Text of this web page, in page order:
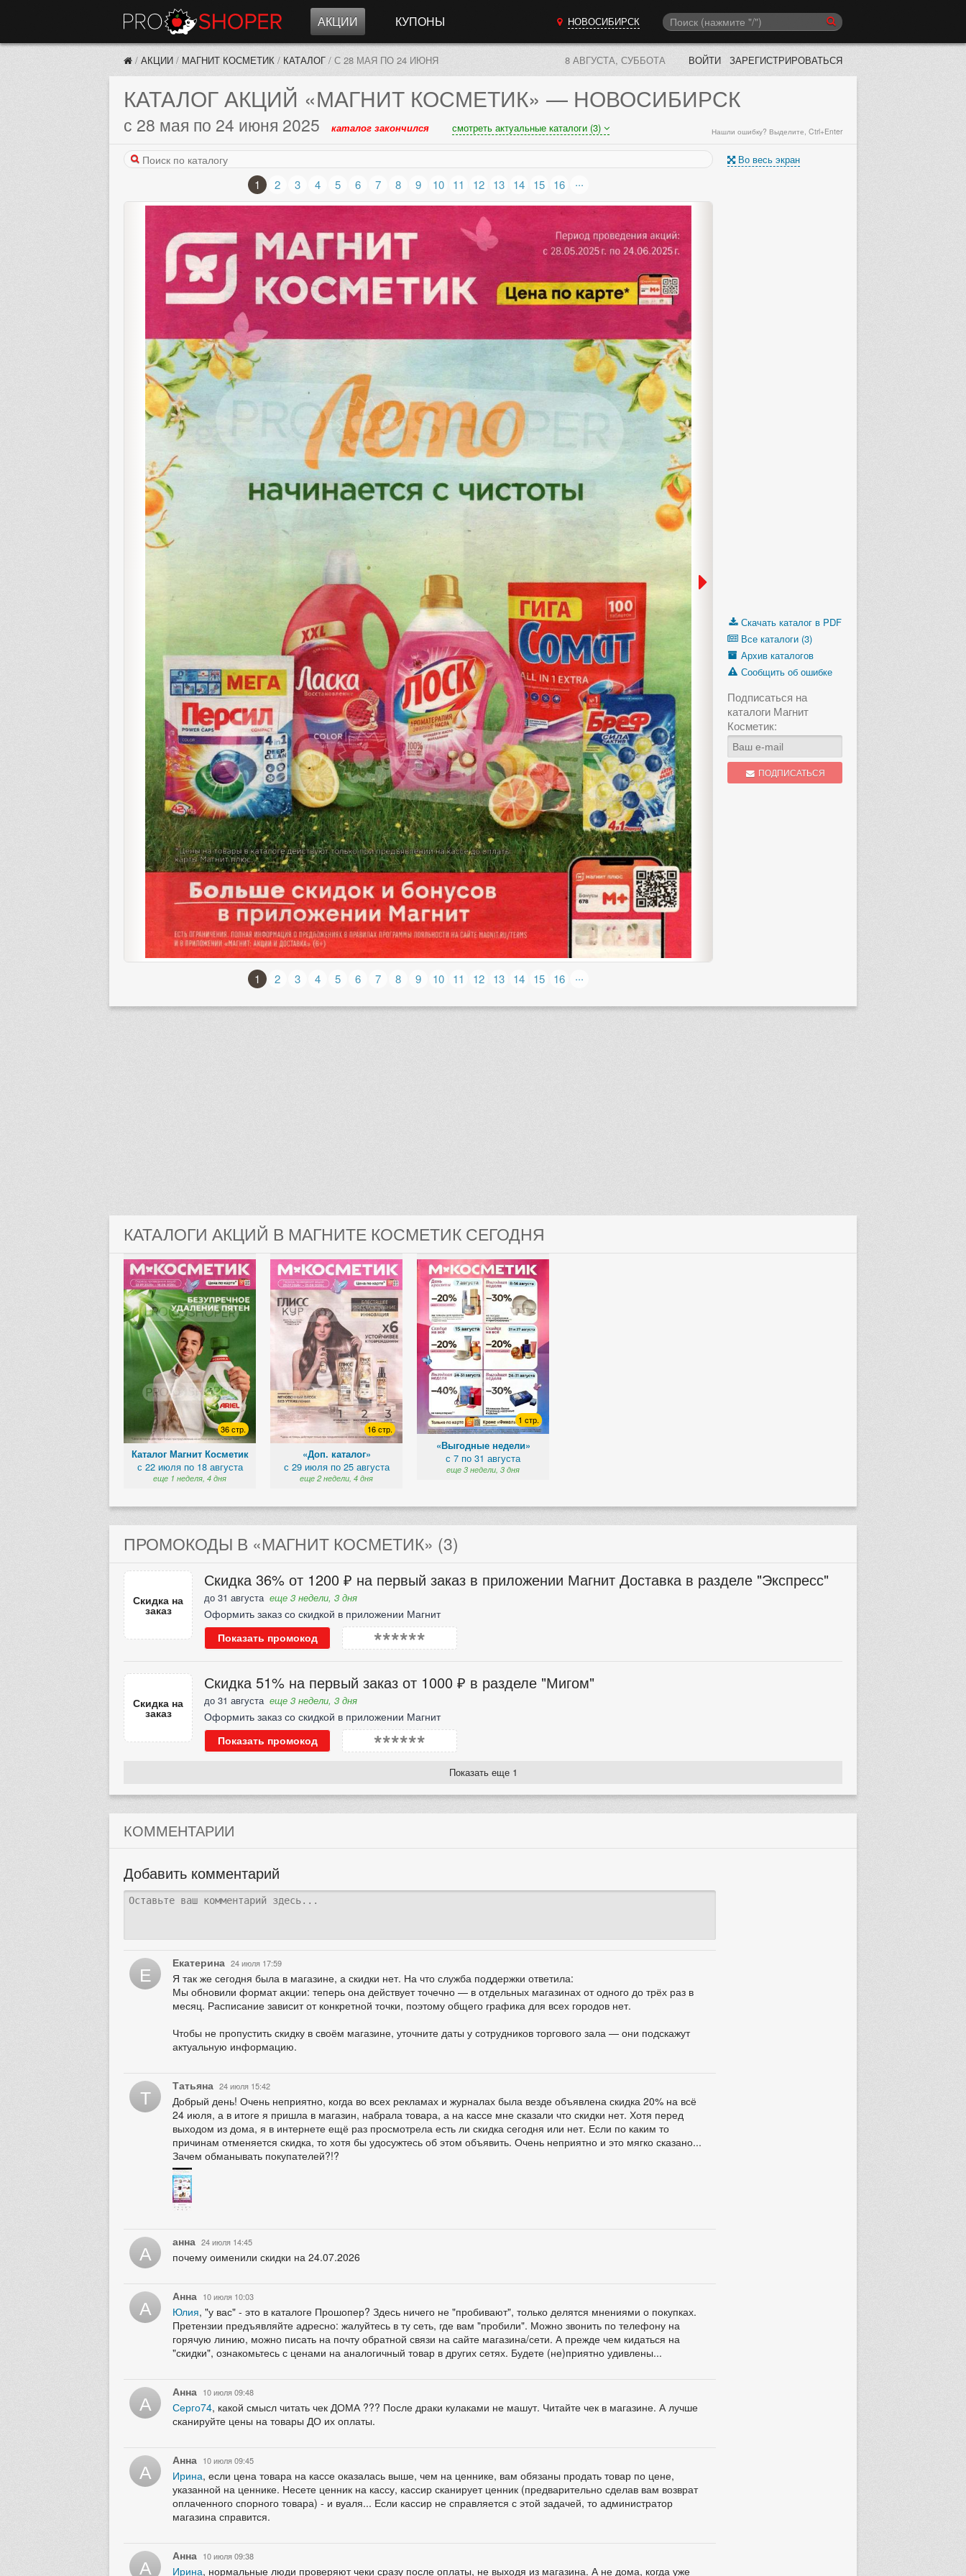
АКЦИИ КУПОНЫ НОВОСИБИРСК
/ АКЦИИ / МАГНИТ КОСМЕТИК / КАТАЛОГ / С 28 МАЯ ПО 24 ИЮНЯ 8 АВГУСТА, СУББОТА ВОЙТИ ЗАРЕГИСТРИРОВАТЬСЯ
КАТАЛОГ АКЦИЙ «МАГНИТ КОСМЕТИК» — НОВОСИБИРСК
с 28 мая по 24 июня 2025 каталог закончился смотреть актуальные каталоги (3) Нашли ошибку? Выделите, Ctrl+Enter
Во весь экран
1 2 3 4 5 6 7 8 9 10 11 12 13 14 15 16 ...
1 2 3 4 5 6 7 8 9 10 11 12 13 14 15 16 ...
Скачать каталог в PDF
Все каталоги (3)
Архив каталогов
Сообщить об ошибке
Подписаться на
каталоги Магнит
Косметик:
ПОДПИСАТЬСЯ
КАТАЛОГИ АКЦИЙ В МАГНИТЕ КОСМЕТИК СЕГОДНЯ
36 стр.
Каталог Магнит Косметик
с 22 июля по 18 августа
еще 1 неделя, 4 дня
16 стр.
«Доп. каталог»
с 29 июля по 25 августа
еще 2 недели, 4 дня
1 стр.
«Выгодные недели»
с 7 по 31 августа
еще 3 недели, 3 дня
ПРОМОКОДЫ В «МАГНИТ КОСМЕТИК» (3)
Скидка на
заказ
Скидка 36% от 1200 ₽ на первый заказ в приложении Магнит Доставка в разделе "Экспресс"
до 31 августа еще 3 недели, 3 дня
Оформить заказ со скидкой в приложении Магнит
Показать промокод ******
Скидка на
заказ
Скидка 51% на первый заказ от 1000 ₽ в разделе "Мигом"
до 31 августа еще 3 недели, 3 дня
Оформить заказ со скидкой в приложении Магнит
Показать промокод ******
Показать еще 1
КОММЕНТАРИИ
Добавить комментарий
Е Екатерина 24 июля 17:59
Я так же сегодня была в магазине, а скидки нет. На что служба поддержки ответила:
Мы обновили формат акции: теперь она действует точечно — в отдельных магазинах от одного до трёх раз в
месяц. Расписание зависит от конкретной точки, поэтому общего графика для всех городов нет.
Чтобы не пропустить скидку в своём магазине, уточните даты у сотрудников торгового зала — они подскажут
актуальную информацию.
Т Татьяна 24 июля 15:42
Добрый день! Очень неприятно, когда во всех рекламах и журналах была везде объявлена скидка 20% на всё
24 июля, а в итоге я пришла в магазин, набрала товара, а на кассе мне сказали что скидки нет. Хотя перед
выходом из дома, я в интернете ещё раз просмотрела есть ли скидка сегодня или нет. Если по каким то
причинам отменяется скидка, то хотя бы удосужтесь об этом объявить. Очень неприятно и это мягко сказано...
Зачем обманывать покупателей?!?
А анна 24 июля 14:45
почему оименили скидки на 24.07.2026
А Анна 10 июля 10:03
Юлия, "у вас" - это в каталоге Прошопер? Здесь ничего не "пробивают", только делятся мнениями о покупках.
Претензии предъявляйте адресно: жалуйтесь в ту сеть, где вам "пробили". Можно звонить по телефону на
горячую линию, можно писать на почту обратной связи на сайте магазина/сети. А прежде чем кидаться на
"скидки", ознакомьтесь с ценами на аналогичный товар в других сетях. Будете (не)приятно удивлены...
А Анна 10 июля 09:48
Серго74, какой смысл читать чек ДОМА ??? После драки кулаками не машут. Читайте чек в магазине. А лучше
сканируйте цены на товары ДО их оплаты.
А Анна 10 июля 09:45
Ирина, если цена товара на кассе оказалась выше, чем на ценнике, вам обязаны продать товар по цене,
указанной на ценнике. Несете ценник на кассу, кассир сканирует ценник (предварительно сделав вам возврат
оплаченного спорного товара) - и вуаля... Если кассир не справляется с этой задачей, то администратор
магазина справится.
А Анна 10 июля 09:38
Ирина, нормальные люди проверяют чеки сразу после оплаты, не выходя из магазина. А не дома, когда уже